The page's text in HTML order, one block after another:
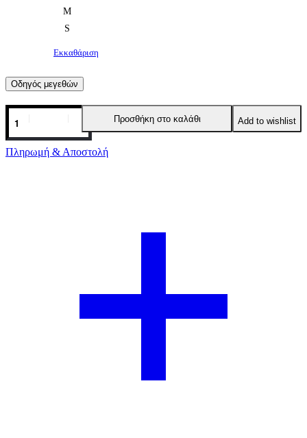
M
S
Εκκαθάριση
Οδηγός μεγεθών
Προσθήκη στο καλάθι Add to wishlist
Πληρωμή & Αποστολή